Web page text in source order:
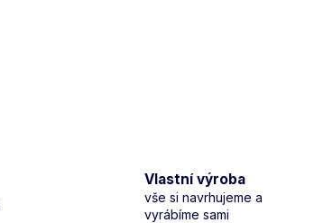
Vlastní výroba
vše si navrhujeme a
vyrábíme sami